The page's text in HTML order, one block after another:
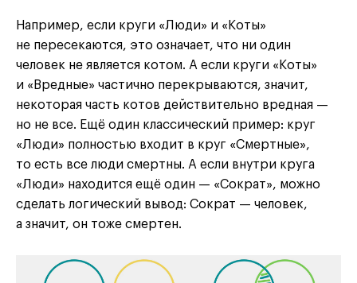
Например, если круги «Люди» и «Коты»
не пересекаются, это означает, что ни один
человек не является котом. А если круги «Коты»
и «Вредные» частично перекрываются, значит,
некоторая часть котов действительно вредная —
но не все. Ещё один классический пример: круг
«Люди» полностью входит в круг «Смертные»,
то есть все люди смертны. А если внутри круга
«Люди» находится ещё один — «Сократ», можно
сделать логический вывод: Сократ — человек,
а значит, он тоже смертен.